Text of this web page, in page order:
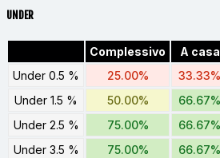
UNDER
Complessivo A casa
Under 0.5 %
25.00% 33.33%
Under 1.5 %
50.00% 66.67%
Under 2.5 %
75.00% 66.67%
Under 3.5 %
75.00% 66.67%